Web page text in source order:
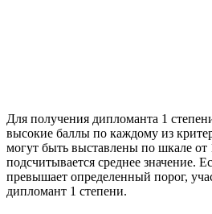
Для получения дипломанта 1
высокие баллы по каждому из
могут быть выставлены по шкале от
подсчитывается среднее значение.
превышает определенный порог,
дипломант 1 степени.